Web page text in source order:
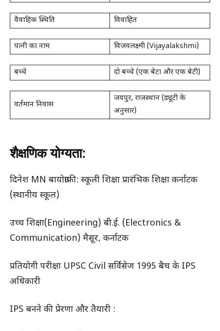
वैवाहिक स्थिति विवाहित
पत्नी का नाम विजयलक्ष्मी (Vijayalakshmi)
बच्चे दो बच्चे (एक बेटा और एक बेटी)
वर्तमान निवास
जयपुर, राजस्थान (ड्यूटी के
अनुसार)
शैक्षणिक योग्यता:
दिनेश MN बायोग्राफी: स्कूली शिक्षा प्रारंभिक शिक्षा कर्नाटक
(स्थानीय स्कूल)
उच्च शिक्षा(Engineering) बी.ई. (Electronics &
Communication) मैसूर, कर्नाटक
प्रतियोगी परीक्षा UPSC Civil सर्विसेज 1995 बैच के IPS
अधिकारी
IPS बनने की प्रेरणा और तैयारी :